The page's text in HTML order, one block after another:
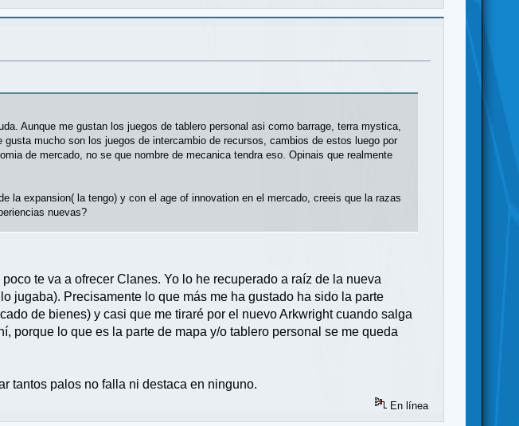
Aunque me gustan los juegos de tablero personal asi como barrage, terra mystica,
mucho son los juegos de intercambio de recursos, cambios de estos luego por
de mercado, no se que nombre de mecanica tendra eso. Opinais que realmente
la expansion( la tengo) y con el age of innovation en el mercado, creeis que la razas
nuevas?
te va a ofrecer Clanes. Yo lo he recuperado a raíz de la nueva
jugaba). Precisamente lo que más me ha gustado ha sido la parte
de bienes) y casi que me tiraré por el nuevo Arkwright cuando salga
porque lo que es la parte de mapa y/o tablero personal se me queda
tantos palos no falla ni destaca en ninguno.
En línea